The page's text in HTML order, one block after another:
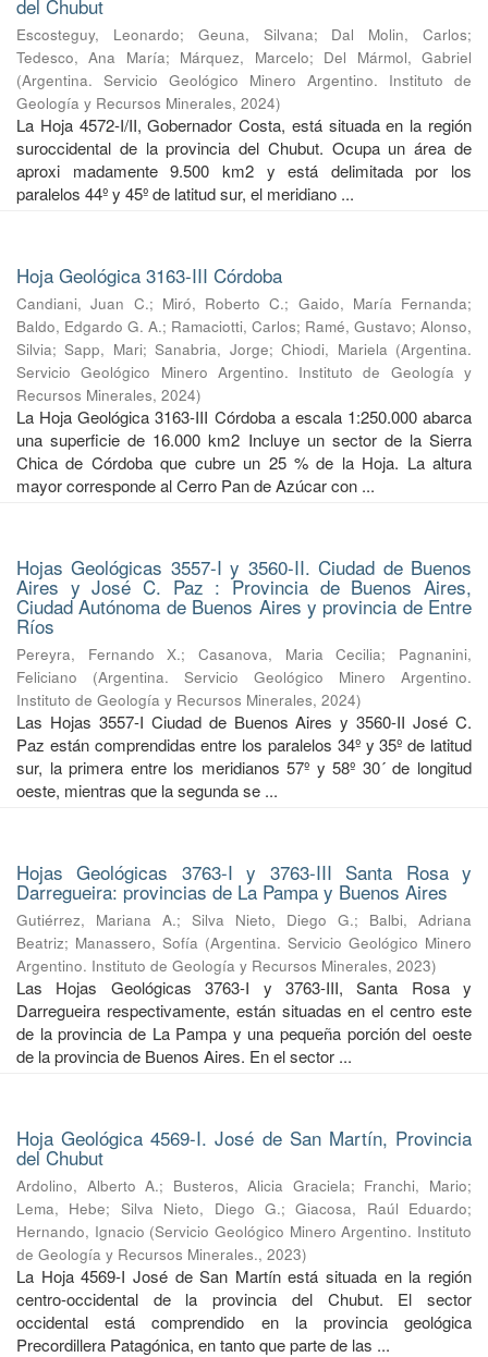
del Chubut
Escosteguy, Leonardo; Geuna, Silvana; Dal Molin, Carlos;
Tedesco, Ana María; Márquez, Marcelo; Del Mármol, Gabriel
(Argentina. Servicio Geológico Minero Argentino. Instituto de
Geología y Recursos Minerales, 2024)
La Hoja 4572-I/II, Gobernador Costa, está situada en la región
suroccidental de la provincia del Chubut. Ocupa un área de
aproxi madamente 9.500 km2 y está delimitada por los
paralelos 44º y 45º de latitud sur, el meridiano ...
Hoja Geológica 3163-III Córdoba
Candiani, Juan C.; Miró, Roberto C.; Gaido, María Fernanda;
Baldo, Edgardo G. A.; Ramaciotti, Carlos; Ramé, Gustavo; Alonso,
Silvia;Sapp, Mari;Sanabria, Jorge;Chiodi, Mariela (Argentina.
Servicio Geológico Minero Argentino. Instituto de Geología y
Recursos Minerales, 2024)
La Hoja Geológica 3163-III Córdoba a escala 1:250.000 abarca
una superficie de 16.000 km2 Incluye un sector de la Sierra
Chica de Córdoba que cubre un 25 % de la Hoja. La altura
mayor corresponde al Cerro Pan de Azúcar con ...
Hojas Geológicas 3557-I y 3560-II. Ciudad de Buenos
Aires y José C. Paz : Provincia de Buenos Aires,
Ciudad Autónoma de Buenos Aires y provincia de Entre
Ríos
Pereyra, Fernando X.;Casanova, Maria Cecilia; Pagnanini,
Feliciano
(Argentina. Servicio Geológico Minero Argentino.
Instituto de Geología y Recursos Minerales, 2024)
Las Hojas 3557-I Ciudad de Buenos Aires y 3560-II José C.
Paz están comprendidas entre los paralelos 34º y 35º de latitud
sur, la primera entre los meridianos 57º y 58º 30´ de longitud
oeste, mientras que la segunda se ...
Hojas Geológicas 3763-I y 3763-III Santa Rosa y
Darregueira: provincias de La Pampa y Buenos Aires
Gutiérrez, Mariana A.; Silva Nieto, Diego G.; Balbi, Adriana
Beatriz; Manassero, Sofía (Argentina. Servicio Geológico Minero
Argentino. Instituto de Geología y Recursos Minerales, 2023)
Las Hojas Geológicas 3763-I y 3763-III, Santa Rosa y
Darregueira respectivamente, están situadas en el centro este
de la provincia de La Pampa y una pequeña porción del oeste
de la provincia de Buenos Aires. En el sector ...
Hoja Geológica 4569-I. José de San Martín, Provincia
del Chubut
Ardolino, Alberto A.; Busteros, Alicia Graciela; Franchi, Mario;
Lema, Hebe; Silva Nieto, Diego G.;Giacosa, Raúl Eduardo;
Hernando, Ignacio (Servicio Geológico Minero Argentino. Instituto
de Geología y Recursos Minerales., 2023)
La Hoja 4569-I José de San Martín está situada en la región
centro-occidental de la provincia del Chubut. El sector
occidental está comprendido en la provincia geológica
Precordillera Patagónica, en tanto que parte de las ...